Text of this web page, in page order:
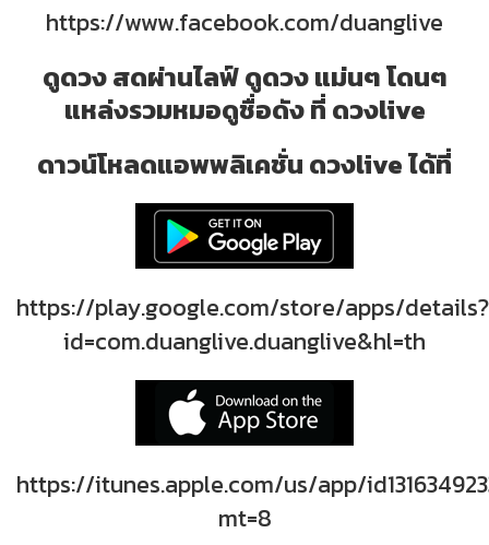
https://www.facebook.com/duanglive
ดูดวง สดผ่านไลฟ์ ดูดวง แม่นๆ โดนๆ
แหล่งรวมหมอดูชื่อดัง ที่ ดวงlive
ดาวน์โหลดแอพพลิเคชั่น ดวงlive ได้ที่
https://play.google.com/store/apps/details?
id=com.duanglive.duanglive&hl=th
https://itunes.apple.com/us/app/
mt=8